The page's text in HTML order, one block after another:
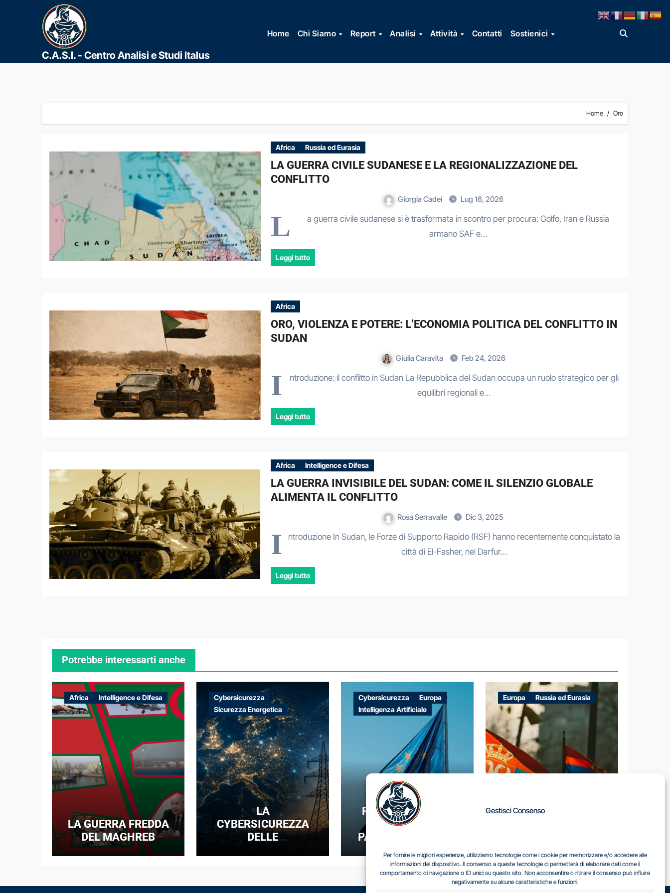
Gestisci Consenso
Per fornire le migliori esperienze, utilizziamo tecnologie come i cookie per memorizzare e/o accedere alle
informazioni del dispositivo. Il consenso a queste tecnologie ci permetterà di elaborare dati come il
comportamento di navigazione o ID unici su questo sito. Non acconsentire o ritirare il consenso può influire
negativamente su alcune caratteristiche e funzioni.
contenuto
C.A.S.I. - Centro Analisi e Studi Italus
Home Chi Siamo Report Analisi Attività Contatti Sostienici
Home Oro
Africa Russia ed Eurasia
LA GUERRA CIVILE SUDANESE E LA REGIONALIZZAZIONE DEL
CONFLITTO
Giorgia Cadei Lug 16, 2026
L
a guerra civile sudanese si è trasformata in scontro per procura: Golfo, Iran e Russia
armano SAF e…
Leggi tutto
Africa
ORO, VIOLENZA E POTERE: L’ECONOMIA POLITICA DEL CONFLITTO IN
SUDAN
Giulia Caravita Feb 24, 2026
I
ntroduzione: il conflitto in Sudan La Repubblica del Sudan occupa un ruolo strategico per gli
equilibri regionali e…
Leggi tutto
Africa Intelligence e Difesa
LA GUERRA INVISIBILE DEL SUDAN: COME IL SILENZIO GLOBALE
ALIMENTA IL CONFLITTO
Rosa Serravalle Dic 3, 2025
I
ntroduzione In Sudan, le Forze di Supporto Rapido (RSF) hanno recentemente conquistato la
città di El-Fasher, nel Darfur…
Leggi tutto
Potrebbe interessarti anche
Africa Intelligence e Difesa
LA GUERRA FREDDA
DEL MAGHREB
Cybersicurezza
Sicurezza Energetica
LA
CYBERSICUREZZA
DELLE
DELLA
Cybersicurezza
Europa
Intelligenza Artificiale
REGOLARE SENZA
DOMINARE: IL
PARADOSSO DELLA
SOVRANITÀ
DIGITALE EUROPEA
Europa Russia ed Eurasia